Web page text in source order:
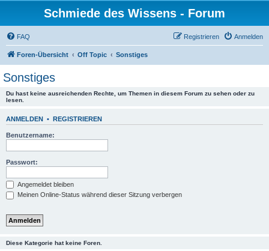
Schmiede des Wissens - Forum
FAQ Anmelden
Registrieren
Foren-Übersicht Off Topic Sonstiges
Sonstiges
Du hast keine ausreichenden Rechte, um Themen in diesem Forum zu sehen oder zu
lesen.
ANMELDEN • REGISTRIEREN
Benutzername:
Passwort:
Angemeldet bleiben
Meinen Online-Status während dieser Sitzung verbergen
Diese Kategorie hat keine Foren.